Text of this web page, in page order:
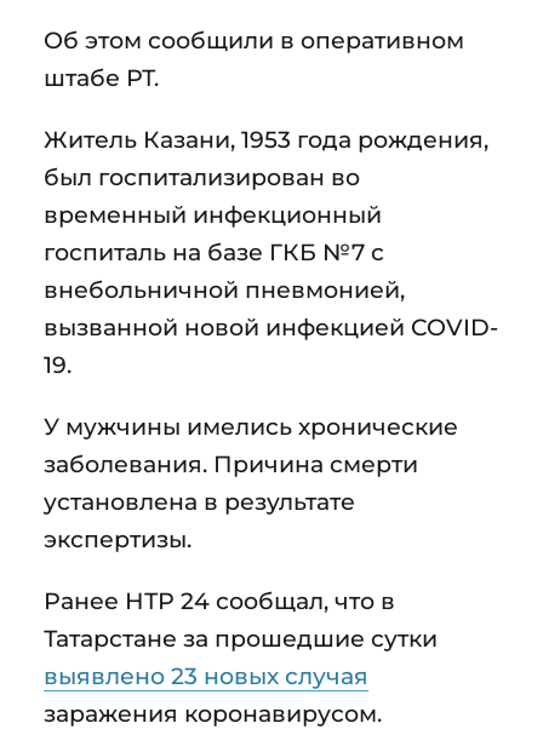
Об этом сообщили в оперативном
штабе РТ.
Житель Казани, 1953 года рождения,
был госпитализирован во
временный инфекционный
госпиталь на базе ГКБ №7 с
внебольничной пневмонией,
вызванной новой инфекцией COVID-
19.
У мужчины имелись хронические
заболевания. Причина смерти
установлена в результате
экспертизы.
Ранее НТР 24 сообщал, что в
Татарстане за прошедшие сутки
выявлено 23 новых случая
заражения коронавирусом.